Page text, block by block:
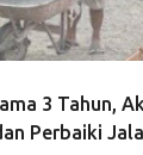
3 Tahun,
Perbaiki